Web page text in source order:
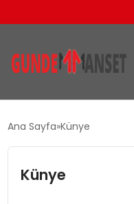
Ana Sayfa Künye
Künye